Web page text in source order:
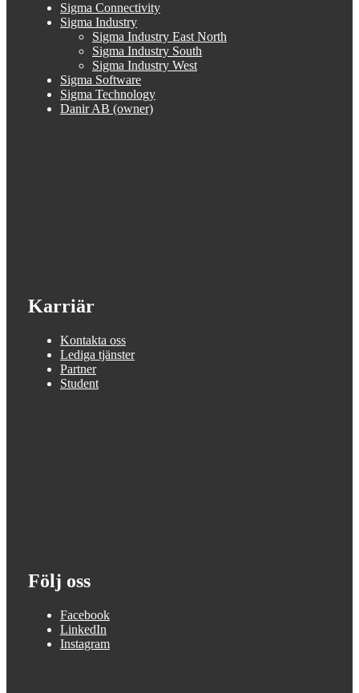
Sigma Connectivity
Sigma Industry
Sigma Industry East North
Sigma Industry South
Sigma Industry West
Sigma Software
Sigma Technology
Danir AB (owner)
Karriär
Kontakta oss
Lediga tjänster
Partner
Student
Följ oss
Facebook
LinkedIn
Instagram